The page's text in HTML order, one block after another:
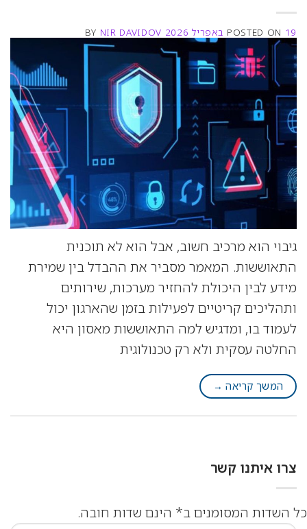
POSTED ON 19 באפריל 2026 BY NIR DAVIDOV
גיבוי הוא מרכיב חשוב, אבל הוא לא תוכנית
התאוששות. המאמר מסביר את ההבדל בין שמירת
מידע לבין היכולת להחזיר מערכות, שירותים
ותהליכים קריטיים לפעילות בזמן שהארגון יכול
לעמוד בו, ומדגיש למה התאוששות מאסון היא
החלטה עסקית ולא רק טכנולוגית
המשך קריאה →
צרו איתנו קשר
כל השדות המסומנים ב* הינם שדות חובה.